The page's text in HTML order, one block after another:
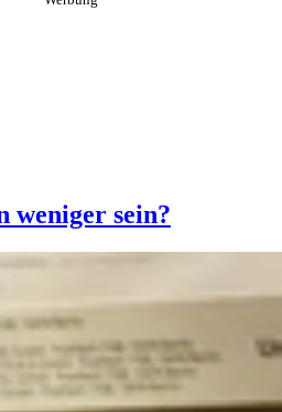
weniger sein?